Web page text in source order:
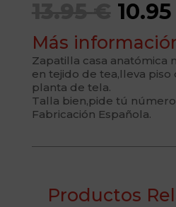
El
era:
13.95
10.95
Más
Zapatilla casa anatómica
en tejido de tea,lleva piso
planta de tela.
Talla bien,pide tú
Fabricación Española.
Productos